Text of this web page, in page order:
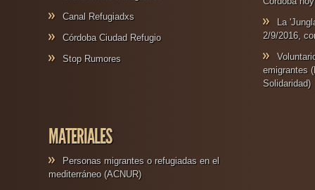
Canal Refugiadxs
Córdoba Ciudad Refugio
Stop Rumores
La
2/9/2016,
emigrantes
Solidaridad)
MATERIALES
Personas migrantes o refugiadas en el
mediterráneo (ACNUR)